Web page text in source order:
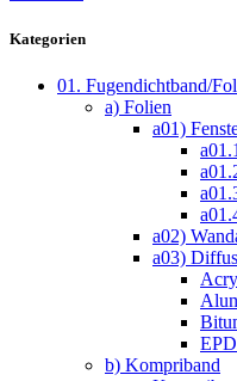
Kategorien
01. Fugendichtband/
a) Folien
a01)
a02)
a03)
b) Kompriband